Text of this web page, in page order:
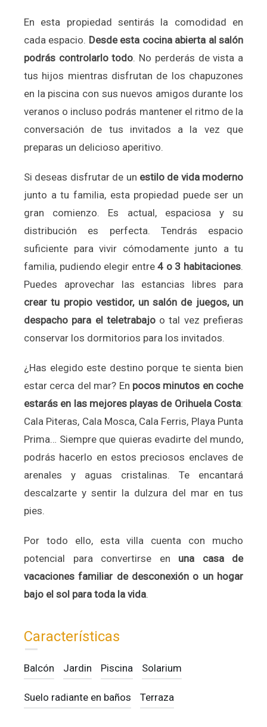
En esta propiedad sentirás la comodidad en
cada espacio. Desde esta cocina abierta al salón
podrás controlarlo todo. No perderás de vista a
tus hijos mientras disfrutan de los chapuzones
en la piscina con sus nuevos amigos durante los
veranos o incluso podrás mantener el ritmo de la
conversación de tus invitados a la vez que
preparas un delicioso aperitivo.
Si deseas disfrutar de un estilo de vida moderno
junto a tu familia, esta propiedad puede ser un
gran comienzo. Es actual, espaciosa y su
distribución es perfecta. Tendrás espacio
suficiente para vivir cómodamente junto a tu
familia, pudiendo elegir entre4 o 3 habitaciones.
Puedes aprovechar las estancias libres para
crear tu propio vestidor, un salón de juegos, un
despacho para el teletrabajoo tal vez prefieras
conservar los dormitorios para los invitados.
¿Has elegido este destino porque te sienta bien
estar cerca del mar? En pocos minutos en coche
estarás en las mejores playas de Orihuela Costa:
Cala Piteras, Cala Mosca, Cala Ferris, Playa Punta
Prima… Siempre que quieras evadirte del mundo,
podrás hacerlo en estos preciosos enclaves de
arenales y aguas cristalinas. Te encantará
descalzarte y sentir la dulzura del mar en tus
pies.
Por todo ello, esta villa cuenta con mucho
potencial para convertirse en una casa de
vacaciones familiar de desconexión o un hogar
bajo el sol para toda la vida.
Características
Balcón Jardin Piscina Solarium
Suelo radiante en baños Terraza